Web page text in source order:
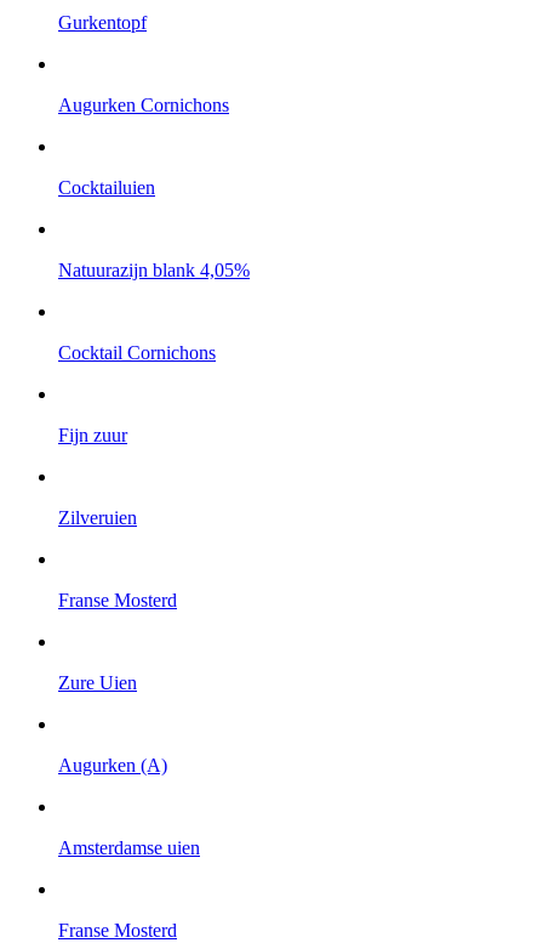
Gurkentopf
Augurken Cornichons
Cocktailuien
Natuurazijn blank 4,05%
Cocktail Cornichons
Fijn zuur
Zilveruien
Franse Mosterd
Zure Uien
Augurken (A)
Amsterdamse uien
Franse Mosterd